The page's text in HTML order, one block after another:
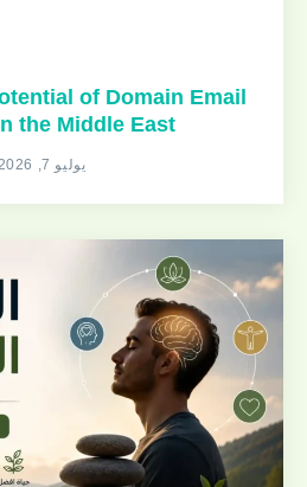
of Domain Email
the Middle East
يوليو 7, 2026